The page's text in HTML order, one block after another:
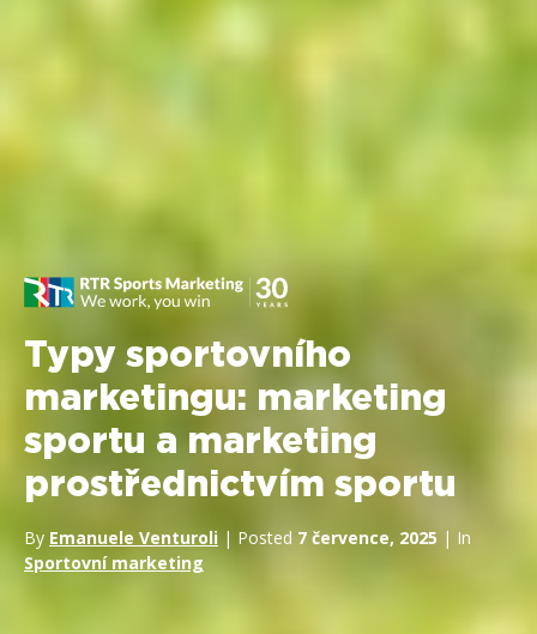
Typy sportovního
marketingu: marketing
sportu a marketing
prostřednictvím sportu
By Emanuele Venturoli | Posted 7 července, 2025 | In
Sportovní marketing